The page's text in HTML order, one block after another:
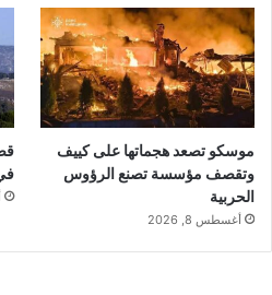
موسكو تصعد هجماتها على كييف
وتقصف مؤسسة تصنع الرؤوس
الحربية
أغسطس 8, 2026